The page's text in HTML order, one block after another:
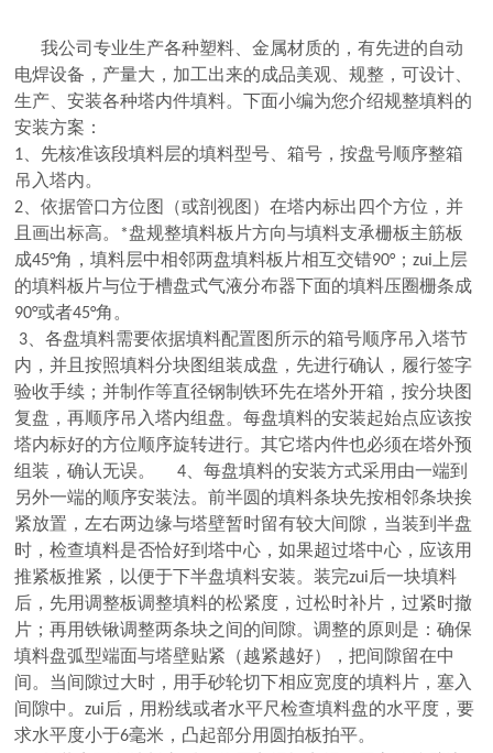
我公司专业生产各种塑料、金属材质的 ，有先进的自动
电焊设备，产量大，加工出来的成品美观、规整，可设计、
生产、安装各种塔内件填料。下面小编为您介绍规整填料的
安装方案：
1、先核准该段填料层的填料型号、箱号，按盘号顺序整箱
吊入塔内。
2、依据管口方位图（或剖视图）在塔内标出四个方位，并
且画出标高。*盘规整填料板片方向与填料支承栅板主筋板
成45°角，填料层中相邻两盘填料板片相互交错90°；zui上层
的填料板片与位于槽盘式气液分布器下面的填料压圈栅条成
90°或者45°角。
3、各盘填料需要依据填料配置图所示的箱号顺序吊入塔节
内，并且按照填料分块图组装成盘，先进行确认，履行签字
验收手续；并制作等直径钢制铁环先在塔外开箱，按分块图
复盘，再顺序吊入塔内组盘。每盘填料的安装起始点应该按
塔内标好的方位顺序旋转进行。其它塔内件也必须在塔外预
组装，确认无误。 4、每盘填料的安装方式采用由一端到
另外一端的顺序安装法。前半圆的填料条块先按相邻条块挨
紧放置，左右两边缘与塔壁暂时留有较大间隙，当装到半盘
时，检查填料是否恰好到塔中心，如果超过塔中心，应该用
推紧板推紧，以便于下半盘填料安装。装完zui后一块填料
后，先用调整板调整填料的松紧度，过松时补片，过紧时撤
片；再用铁锹调整两条块之间的间隙。调整的原则是：确保
填料盘弧型端面与塔壁贴紧（越紧越好），把间隙留在中
间。当间隙过大时，用手砂轮切下相应宽度的填料片，塞入
间隙中。zui后，用粉线或者水平尺检查填料盘的水平度，要
求水平度小于6毫米，凸起部分用圆拍板拍平。